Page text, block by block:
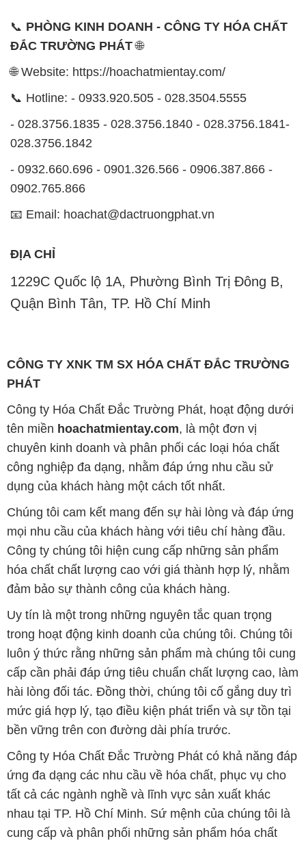
📞 PHÒNG KINH DOANH - CÔNG TY HÓA CHẤT
ĐẮC TRƯỜNG PHÁT🌐
🌐 Website: https://hoachatmientay.com/
📞 Hotline: - 0933.920.505 - 028.3504.5555
- 028.3756.1835 - 028.3756.1840 - 028.3756.1841-
028.3756.1842
- 0932.660.696 - 0901.326.566 - 0906.387.866 -
0902.765.866
📧 Email: hoachat@dactruongphat.vn
ĐỊA CHỈ
1229C Quốc lộ 1A, Phường Bình Trị Đông B,
Quận Bình Tân, TP. Hồ Chí Minh
CÔNG TY XNK TM SX HÓA CHẤT ĐẮC TRƯỜNG
PHÁT
Công ty Hóa Chất Đắc Trường Phát, hoạt động dưới
tên miền hoachatmientay.com, là một đơn vị
chuyên kinh doanh và phân phối các loại hóa chất
công nghiệp đa dạng, nhằm đáp ứng nhu cầu sử
dụng của khách hàng một cách tốt nhất.
Chúng tôi cam kết mang đến sự hài lòng và đáp ứng
mọi nhu cầu của khách hàng với tiêu chí hàng đầu.
Công ty chúng tôi hiện cung cấp những sản phẩm
hóa chất chất lượng cao với giá thành hợp lý, nhằm
đảm bảo sự thành công của khách hàng.
Uy tín là một trong những nguyên tắc quan trọng
trong hoạt động kinh doanh của chúng tôi. Chúng tôi
luôn ý thức rằng những sản phẩm mà chúng tôi cung
cấp cần phải đáp ứng tiêu chuẩn chất lượng cao, làm
hài lòng đối tác. Đồng thời, chúng tôi cố gắng duy trì
mức giá hợp lý, tạo điều kiện phát triển và sự tồn tại
bền vững trên con đường dài phía trước.
Công ty Hóa Chất Đắc Trường Phát có khả năng đáp
ứng đa dạng các nhu cầu về hóa chất, phục vụ cho
tất cả các ngành nghề và lĩnh vực sản xuất khác
nhau tại TP. Hồ Chí Minh. Sứ mệnh của chúng tôi là
cung cấp và phân phối những sản phẩm hóa chất